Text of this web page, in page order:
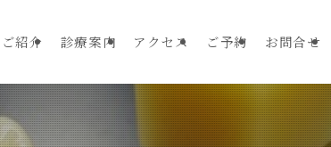
紹介 診療案内 アクセス ご予約 お問合せ